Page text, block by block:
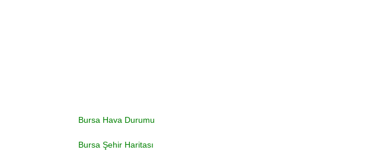
Bursa Hava Durumu
Bursa Şehir Haritası